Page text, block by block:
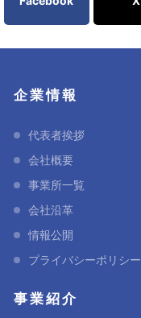
企業情報
代表者挨拶
会社概要
事業所一覧
会社沿革
情報公開
プライバシーポリシー
事業紹介